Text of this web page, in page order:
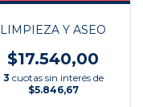
LIMPIEZA Y ASEO
$17.540,00
3 cuotas sin interés de
$5.846,67